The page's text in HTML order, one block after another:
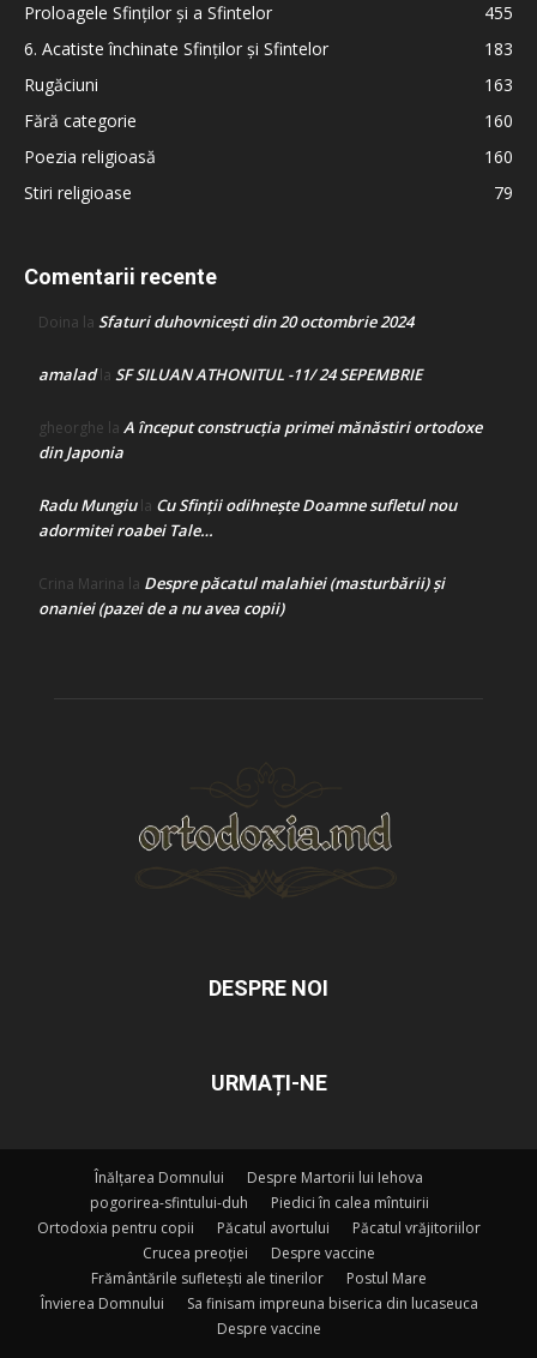
Proloagele Sfinților și a Sfintelor
455
6. Acatiste închinate Sfinților și Sfintelor
183
Rugăciuni
163
Fără categorie
160
Poezia religioasă
160
Stiri religioase
79
Comentarii recente
Doina la Sfaturi duhovnicești din 20 octombrie 2024
amaladla SF SILUAN ATHONITUL -11/ 24 SEPEMBRIE
gheorghe la A început construcţia primei mănăstiri ortodoxe
din Japonia
Radu Mungiula Cu Sfinții odihnește Doamne sufletul nou
adormitei roabei Tale…
Crina Marina la Despre păcatul malahiei (masturbării) şi
onaniei (pazei de a nu avea copii)
DESPRE NOI
URMAȚI-NE
Înălțarea Domnului
Despre Martorii lui Iehova
pogorirea-sfintului-duh
Piedici în calea mîntuirii
Ortodoxia pentru copii
Păcatul avortului
Păcatul vrăjitoriilor
Crucea preoției
Despre vaccine
Frământările sufletești ale tinerilor
Postul Mare
Învierea Domnului
Sa finisam impreuna biserica din lucaseuca
Despre vaccine